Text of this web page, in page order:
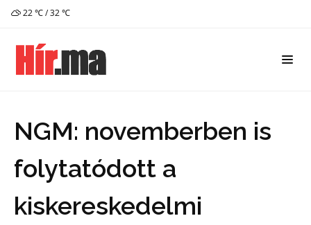
22 ℃ / 32 ℃
NGM: novemberben is
folytatódott a
kiskereskedelmi